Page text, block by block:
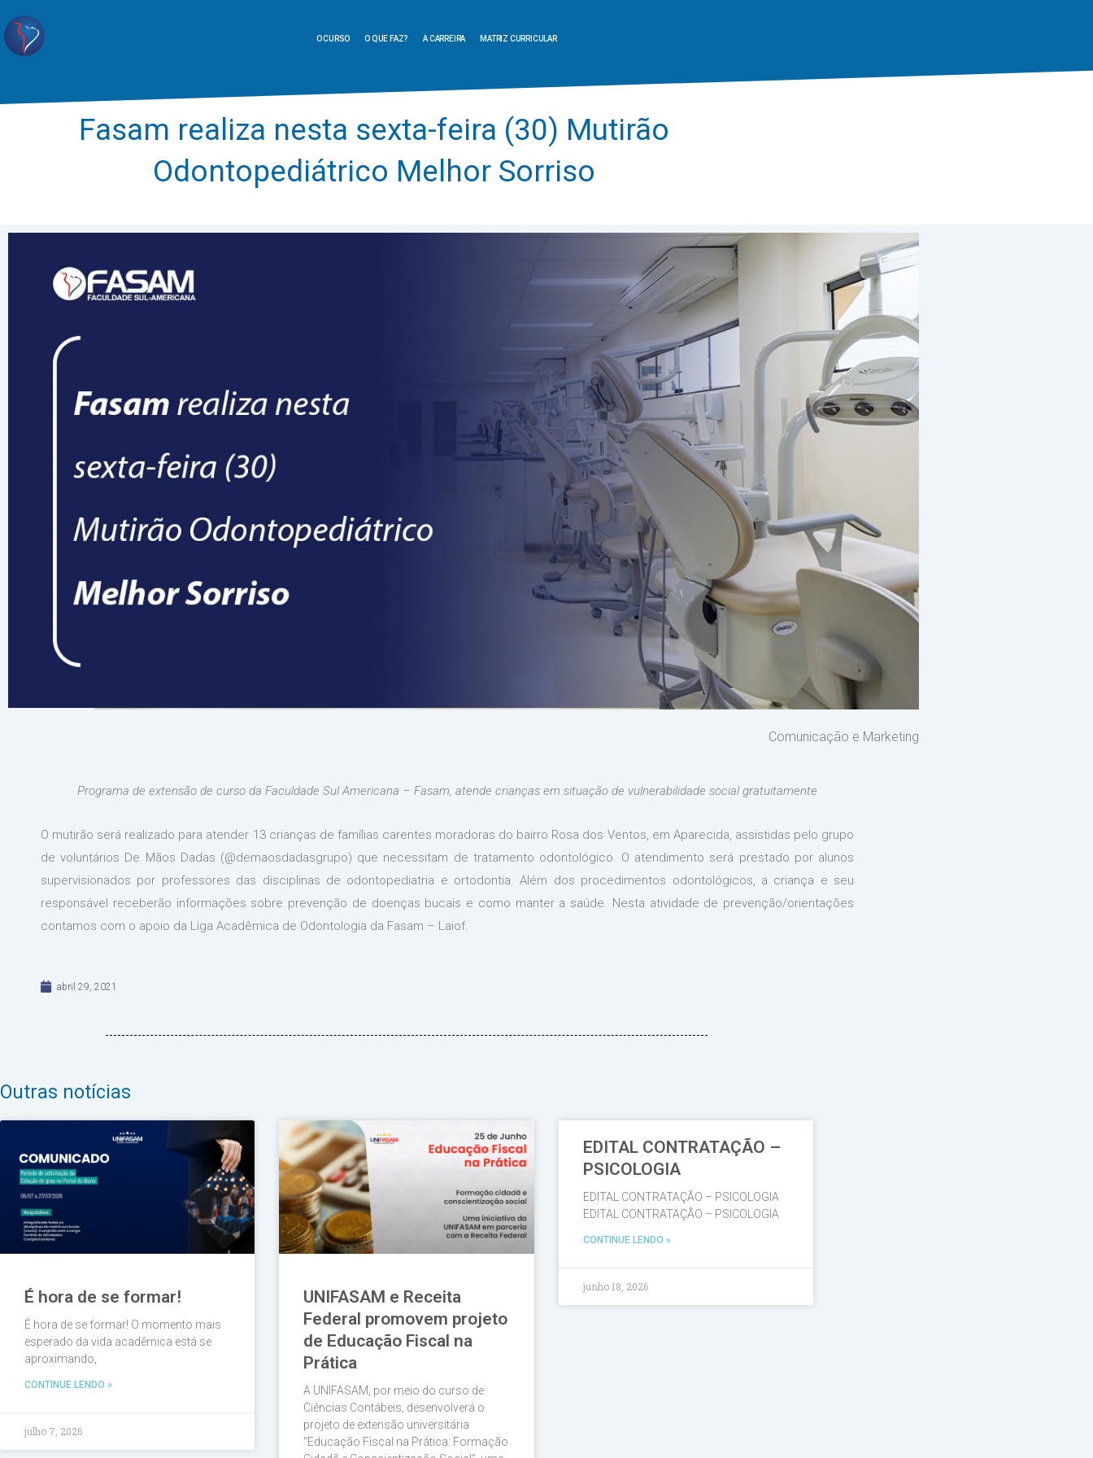
O CURSO O QUE FAZ? A CARREIRA MATRIZ CURRICULAR
Fasam realiza nesta sexta-feira (30) Mutirão
Odontopediátrico Melhor Sorriso
Comunicação e Marketing
Programa de extensão de curso da Faculdade Sul Americana – Fasam, atende crianças em situação de vulnerabilidade social gratuitamente
O mutirão será realizado para atender 13 crianças de famílias carentes moradoras do bairro Rosa dos Ventos, em Aparecida, assistidas pelo grupo
de voluntários De Mãos Dadas (@demaosdadasgrupo) que necessitam de tratamento odontológico. O atendimento será prestado por alunos
supervisionados por professores das disciplinas de odontopediatria e ortodontia. Além dos procedimentos odontológicos, a criança e seu
responsável receberão informações sobre prevenção de doenças bucais e como manter a saúde. Nesta atividade de prevenção/orientações
contamos com o apoio da Liga Acadêmica de Odontologia da Fasam – Laiof.
abril 29, 2021
Outras notícias
É hora de se formar!
É hora de se formar! O momento mais
esperado da vida acadêmica está se
aproximando,
CONTINUE LENDO »
julho 7, 2026
UNIFASAM e Receita
Federal promovem projeto
de Educação Fiscal na
Prática
A UNIFASAM, por meio do curso de
Ciências Contábeis, desenvolverá o
projeto de extensão universitária
“Educação Fiscal na Prática: Formação
EDITAL CONTRATAÇÃO –
PSICOLOGIA
EDITAL CONTRATAÇÃO – PSICOLOGIA
EDITAL CONTRATAÇÃO – PSICOLOGIA
CONTINUE LENDO »
junho 18, 2026
Página PáginaPágina
Página